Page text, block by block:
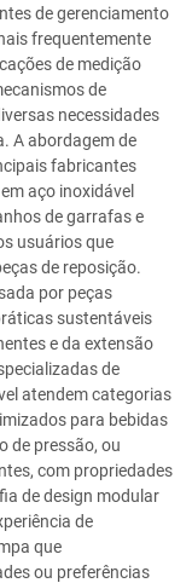
de gerenciamento
frequentemente
de medição
de
necessidades
A abordagem de
fabricantes
aço inoxidável
de garrafas e
usuários que
de reposição.
por peças
sustentáveis
e da extensão
de
atendem categorias
para bebidas
de pressão, ou
com propriedades
de design modular
de
que
ou preferências